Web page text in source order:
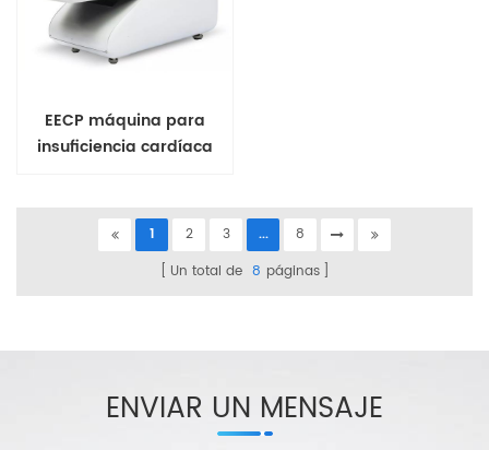
EECP máquina para
insuficiencia cardíaca
1 2 3 ...
8
Un total de 8 páginas
ENVIAR UN MENSAJE